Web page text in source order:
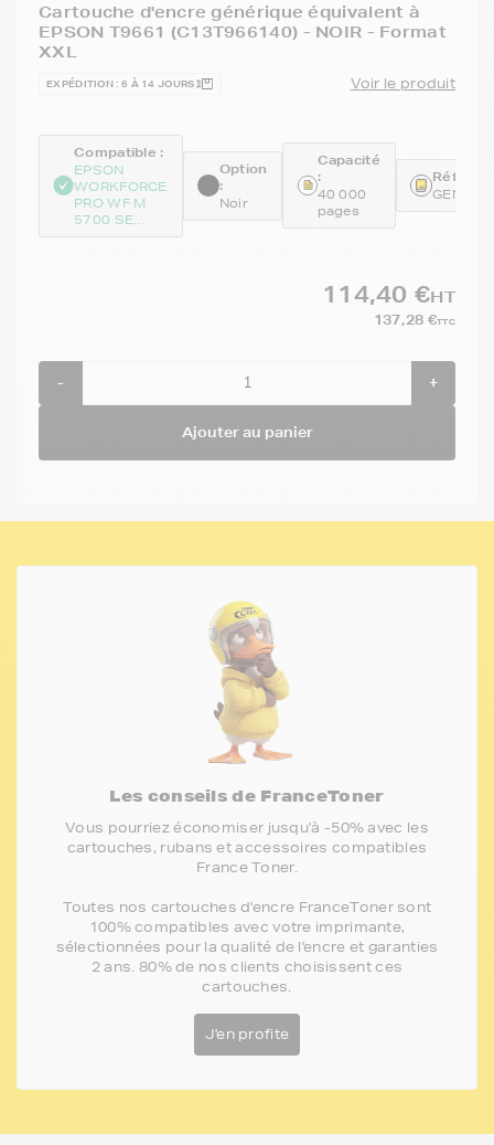
Cartouche d'encre générique équivalent à
EPSON T9661 (C13T966140) - NOIR - Format
XXL
EXPÉDITION : 6 À 14 JOURS Voir le produit
Compatible :
EPSON
WORKFORCE
PRO WF M
5700 SE...
Option
:
Noir
Capacité
:
40 000
pages
114,40 €HT
137,28 €TTC
- +
Ajouter au panier
Les conseils de FranceToner
Vous pourriez économiser jusqu'à -50% avec les
cartouches, rubans et accessoires compatibles
France Toner.
Toutes nos cartouches d'encre FranceToner sont
100% compatibles avec votre imprimante,
sélectionnées pour la qualité de l'encre et garanties
2 ans. 80% de nos clients choisissent ces
cartouches.
J'en profite